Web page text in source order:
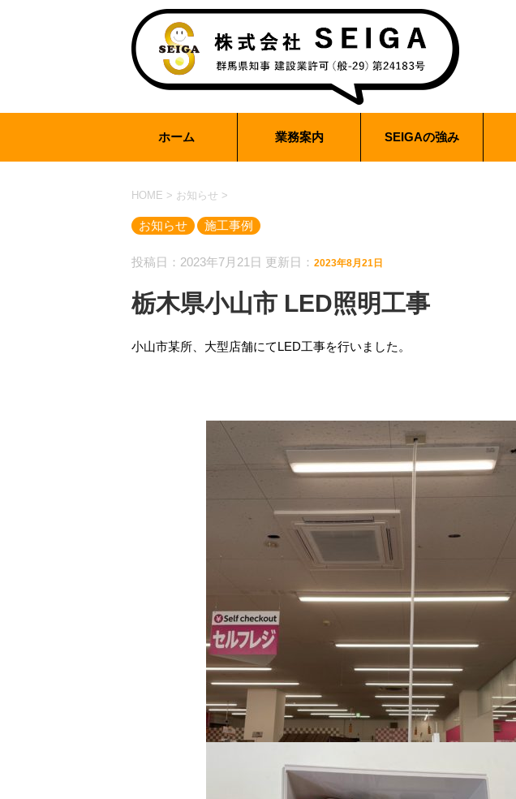
ホーム 業務案内 SEIGAの強み
HOME > お知らせ >
お知らせ 施工事例
投稿日：2023年7月21日 更新日： 2023年8月21日
栃木県小山市 LED照明工事
小山市某所、大型店舗にてLED工事を行いました。